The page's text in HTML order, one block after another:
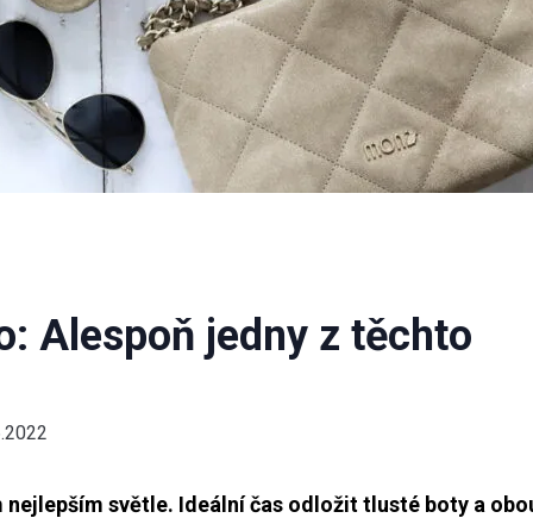
Alespoň jedny z těchto
světle. Ideální čas odložit tlusté boty a